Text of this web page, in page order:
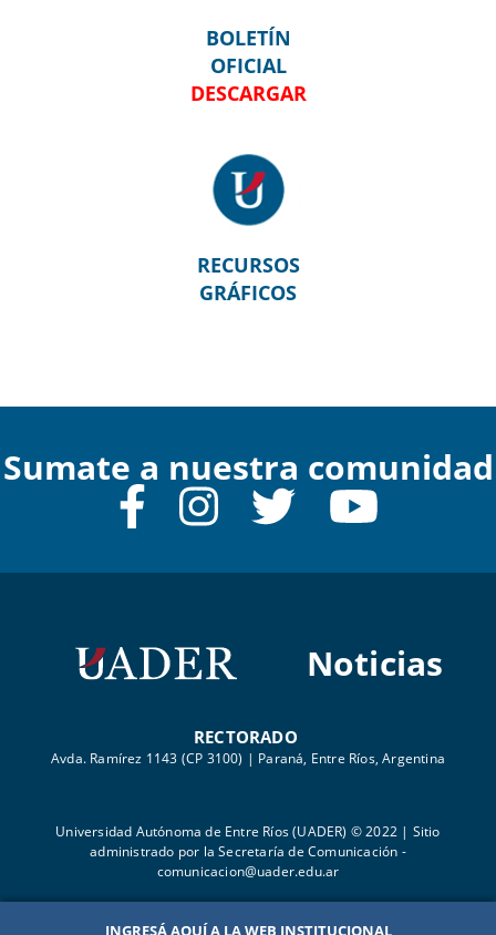
INGRESÁ AQUÍ A LA WEB INSTITUCIONAL
BOLETÍN
OFICIAL
RECURSOS
GRÁFICOS
Sumate a nuestra comunidad
Noticias
RECTORADO
Avda. Ramírez 1143 (CP 3100) | Paraná, Entre Ríos, Argentina
Universidad Autónoma de Entre Ríos (UADER) © 2022 | Sitio
administrado por la Secretaría de Comunicación -
comunicacion@uader.edu.ar